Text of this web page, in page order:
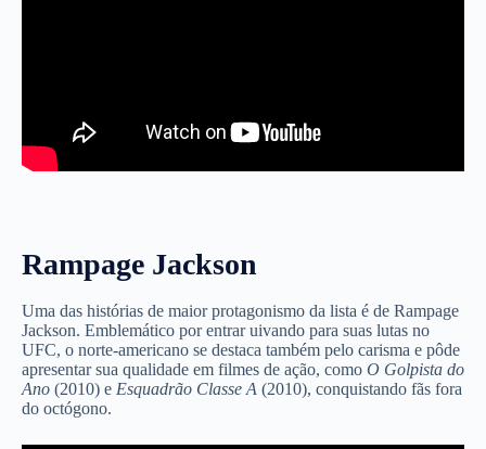
Rampage Jackson
Uma das histórias de maior protagonismo da lista é de Rampage
Jackson. Emblemático por entrar uivando para suas lutas no
UFC, o norte-americano se destaca também pelo carisma e pôde
apresentar sua qualidade em filmes de ação, como O Golpista do
Ano (2010) e Esquadrão Classe A (2010), conquistando fãs fora
do octógono.